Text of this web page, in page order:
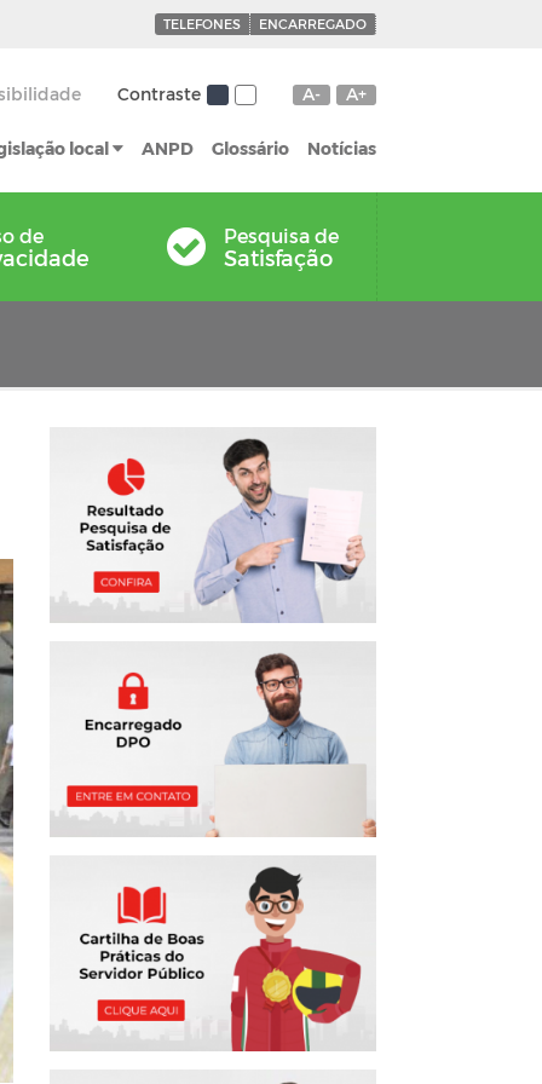
TELEFONES ENCARREGADO
A- A+
Contraste
local ANPD Glossário Notícias
de Pesquisa de
Satisfação